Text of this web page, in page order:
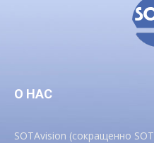
О НАС
SOTAvision (сокращенно